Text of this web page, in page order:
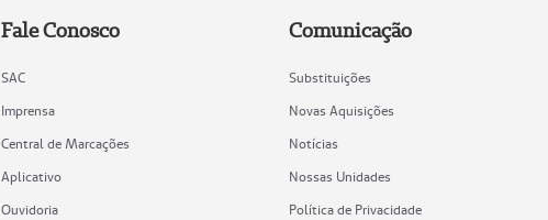
Fale Conosco
SAC
Imprensa
Central de Marcações
Aplicativo
Ouvidoria
Comunicação
Substituições
Novas Aquisições
Notícias
Nossas Unidades
Política de Privacidade